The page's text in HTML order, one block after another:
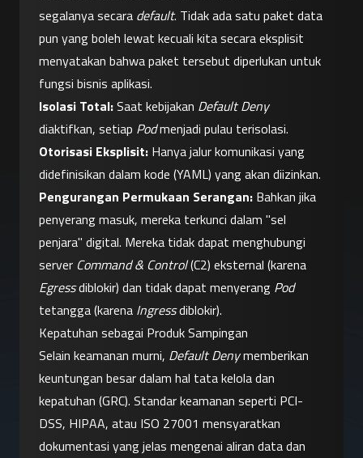
segalanya secara default. Tidak ada satu paket data
pun yang boleh lewat kecuali kita secara eksplisit
menyatakan bahwa paket tersebut diperlukan untuk
fungsi bisnis aplikasi.
Isolasi Total: Saat kebijakan Default Deny
diaktifkan, setiap Pod menjadi pulau terisolasi.
Otorisasi Eksplisit: Hanya jalur komunikasi yang
didefinisikan dalam kode (YAML) yang akan diizinkan.
Pengurangan Permukaan Serangan: Bahkan jika
penyerang masuk, mereka terkunci dalam "sel
penjara" digital. Mereka tidak dapat menghubungi
server Command & Control
Egress diblokir) dan tidak dapat menyerang Pod
tetangga (karena Ingress diblokir).
Kepatuhan sebagai Produk Sampingan
Selain keamanan murni, Default Deny memberikan
keuntungan besar dalam hal tata kelola dan
kepatuhan (GRC). Standar keamanan seperti PCI-
DSS, HIPAA, atau ISO 27001 mensyaratkan
dokumentasi yang jelas mengenai aliran data dan